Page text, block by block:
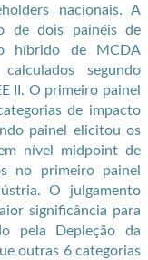
nacionais. A
de dois painéis de
híbrido de MCDA
segundo
II. O primeiro painel
de impacto
painel elicitou os
nível midpoint de
no primeiro painel
O julgamento
significância para
pela Depleção da
outras 6 categorias